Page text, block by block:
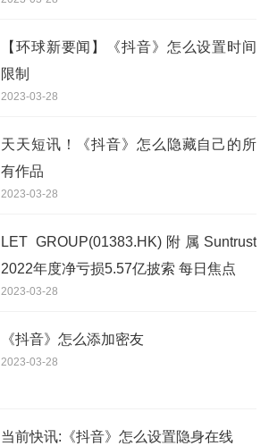
【环球新要闻】《抖音》怎么设置时间
限制
2023-03-28
天天短讯！《抖音》怎么隐藏自己的所
有作品
2023-03-28
LET GROUP(01383.HK)附属Suntrust
2022年度净亏损5.57亿披索 每日焦点
2023-03-28
《抖音》怎么添加密友
2023-03-28
当前快讯:《抖音》怎么设置隐身在线